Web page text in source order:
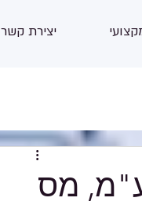
יצירת קשר
מס